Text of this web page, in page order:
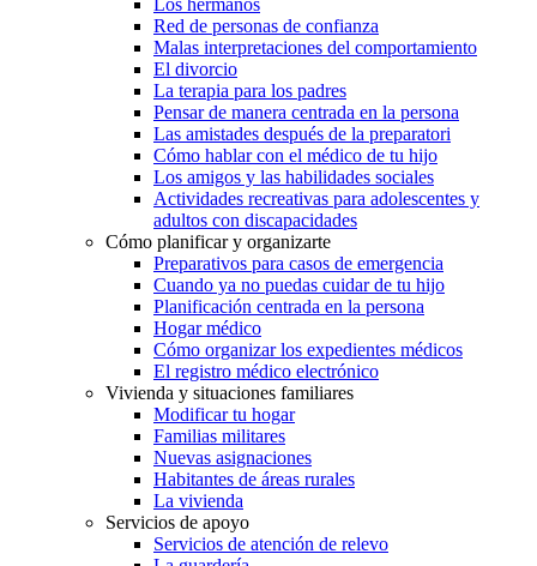
Red de personas de confianza
Malas interpretaciones del comportamiento
El divorcio
La terapia para los padres
Pensar de manera centrada en la persona
Las amistades después de la preparatori
Cómo hablar con el médico de tu hijo
Los amigos y las habilidades sociales
Actividades recreativas para adolescentes y
adultos con discapacidades
Cómo planificar y organizarte
Preparativos para casos de emergencia
Cuando ya no puedas cuidar de tu hijo
Planificación centrada en la persona
Hogar médico
Cómo organizar los expedientes médicos
El registro médico electrónico
Vivienda y situaciones familiares
Modificar tu hogar
Familias militares
Nuevas asignaciones
Habitantes de áreas rurales
La vivienda
Servicios de apoyo
Servicios de atención de relevo